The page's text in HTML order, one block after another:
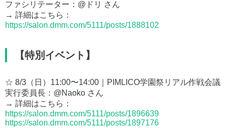
ファシリテーター：@ドリ さん
→ 詳細はこちら：
https://salon.dmm.com/5111/posts/1888102
【特別イベント】
☆ 8/3（日）11:00〜14:00｜PIMLICO学園祭リアル作戦会議
実行委員長：@Naoko さん
→ 詳細はこちら：
https://salon.dmm.com/5111/posts/1896639
https://salon.dmm.com/5111/posts/1897176